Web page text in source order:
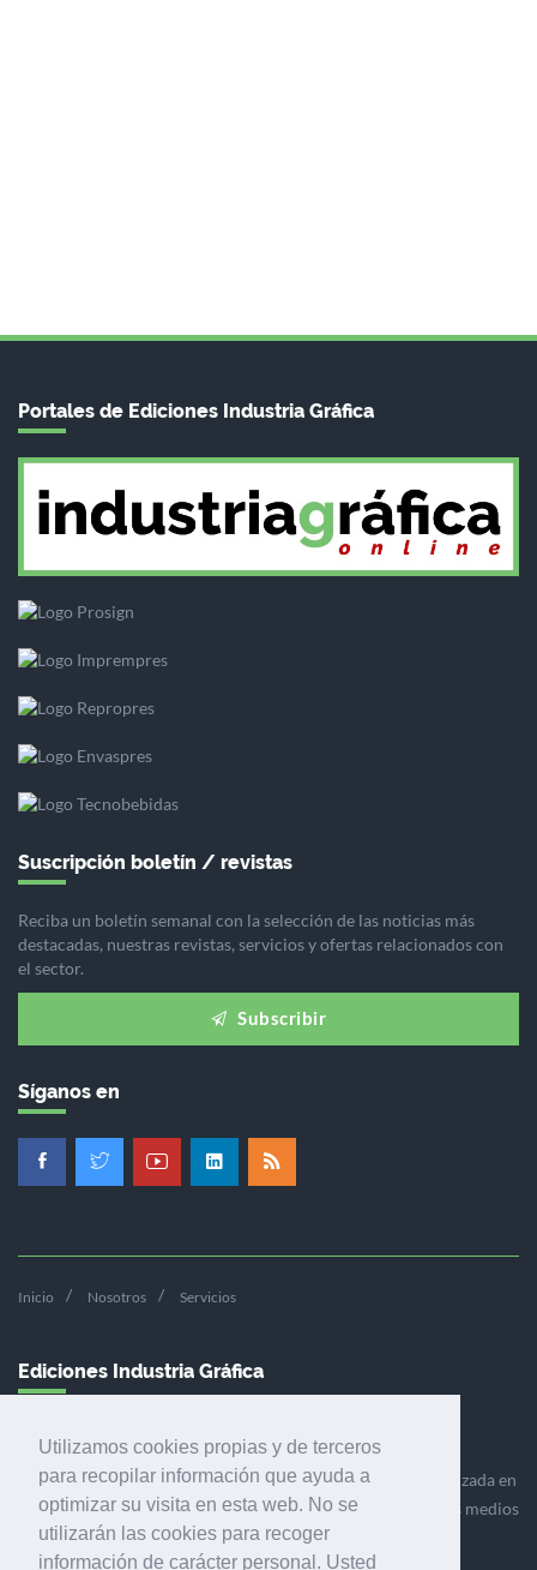
Utilizamos cookies propias y de terceros
para recopilar información que ayuda a
optimizar su visita en esta web. No se
utilizarán las cookies para recoger
información de carácter personal. Usted
Portales de Ediciones Industria Gráfica
Suscripción boletín / revistas
Reciba un boletín semanal con la selección de las noticias más
destacadas, nuestras revistas, servicios y ofertas relacionados con
el sector.
Subscribir
Síganos en
Inicio Nosotros Servicios
Ediciones Industria Gráfica
Ediciones Industria Gráfica es una empresa editora especializada en
el mercado de la comunicación gráfica que engloba diversos medios
profesionales especializados en el mercado gráfico, la